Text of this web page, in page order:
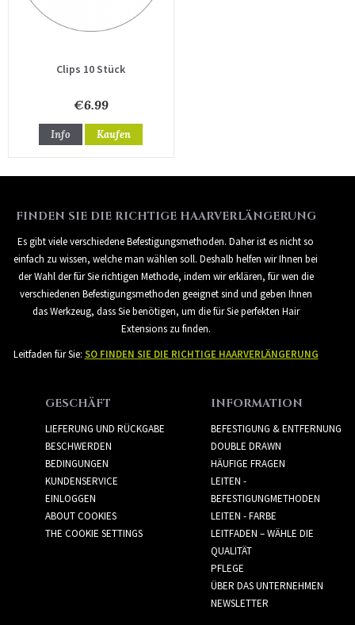
Clips 10 Stück
€6.99
Info Kaufen
FINDEN SIE DIE RICHTIGE HAARVERLÄNGERUNG
Es gibt viele verschiedene Befestigungsmethoden. Daher ist es nicht so
einfach zu wissen, welche man wählen soll. Deshalb helfen wir Ihnen bei
der Wahl der für Sie richtigen Methode, indem wir erklären, für wen die
verschiedenen Befestigungsmethoden geeignet sind und geben Ihnen
das Werkzeug, dass Sie benötigen, um die für Sie perfekten Hair
Extensions zu finden.
Leitfaden für Sie: SO FINDEN SIE DIE RICHTIGE HAARVERLÄNGERUNG
GESCHÄFT
LIEFERUNG UND RÜCKGABE
BESCHWERDEN
BEDINGUNGEN
KUNDENSERVICE
EINLOGGEN
ABOUT COOKIES
THE COOKIE SETTINGS
INFORMATION
BEFESTIGUNG & ENTFERNUNG
DOUBLE DRAWN
HÄUFIGE FRAGEN
LEITEN -
BEFESTIGUNGMETHODEN
LEITEN - FARBE
LEITFADEN – WÄHLE DIE
QUALITÄT
PFLEGE
ÜBER DAS UNTERNEHMEN
NEWSLETTER